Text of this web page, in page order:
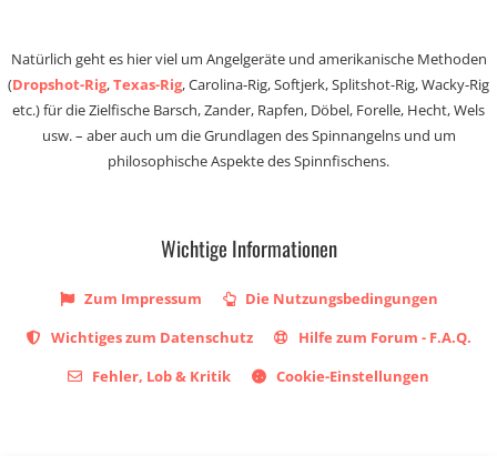
Natürlich geht es hier viel um Angelgeräte und amerikanische Methoden
(Dropshot-Rig,Texas-Rig, Carolina-Rig, Softjerk, Splitshot-Rig, Wacky-Rig
etc.) für die Zielfische Barsch, Zander, Rapfen, Döbel, Forelle, Hecht, Wels
usw. – aber auch um die Grundlagen des Spinnangelns und um
philosophische Aspekte des Spinnfischens.
Wichtige Informationen
Zum Impressum
Die Nutzungsbedingungen
Wichtiges zum Datenschutz
Hilfe zum Forum - F.A.Q.
Fehler, Lob & Kritik
Cookie-Einstellungen